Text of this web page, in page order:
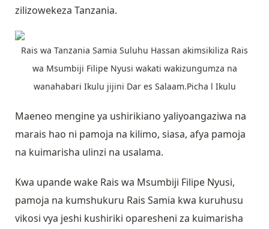
zilizowekeza Tanzania.
Rais wa Tanzania Samia Suluhu Hassan akimsikiliza Rais
wa Msumbiji Filipe Nyusi wakati wakizungumza na
wanahabari Ikulu jijini Dar es Salaam.Picha l Ikulu
Maeneo mengine ya ushirikiano yaliyoangaziwa na
marais hao ni pamoja na kilimo, siasa, afya pamoja
na kuimarisha ulinzi na usalama.
Kwa upande wake Rais wa Msumbiji Filipe Nyusi,
pamoja na kumshukuru Rais Samia kwa kuruhusu
vikosi vya jeshi kushiriki oparesheni za kuimarisha